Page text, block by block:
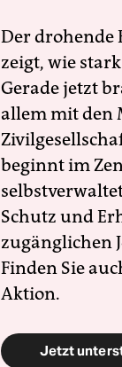
Der drohende
zeigt, wie
Gerade jetzt
allem mit den
beginnt im
Schutz und
zugänglichen
Finden Sie
Aktion.
Jetzt